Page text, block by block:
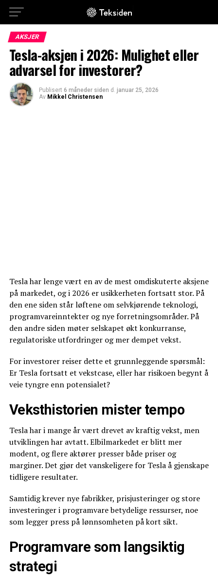
AKSJER
Tesla-aksjen i 2026: Mulighet eller
advarsel for investorer?
Publisert 6 måneder siden d. januar 25, 2026
Av Mikkel Christensen
Tesla har lenge vært en av de mest omdiskuterte aksjene
på markedet, og i 2026 er usikkerheten fortsatt stor. På
den ene siden står løftene om selvkjørende teknologi,
programvareinntekter og nye forretningsområder. På
den andre siden møter selskapet økt konkurranse,
regulatoriske utfordringer og mer dempet vekst.
For investorer reiser dette et grunnleggende spørsmål:
Er Tesla fortsatt et vekstcase, eller har risikoen begynt å
veie tyngre enn potensialet?
Veksthistorien mister tempo
Tesla har i mange år vært drevet av kraftig vekst, men
utviklingen har avtatt. Elbilmarkedet er blitt mer
modent, og flere aktører presser både priser og
marginer. Det gjør det vanskeligere for Tesla å gjenskape
tidligere resultater.
Samtidig krever nye fabrikker, prisjusteringer og store
investeringer i programvare betydelige ressurser, noe
som legger press på lønnsomheten på kort sikt.
Programvare som langsiktig
strategi